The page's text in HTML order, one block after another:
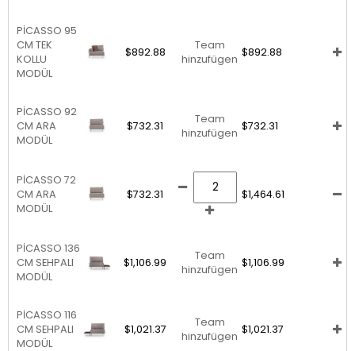
PİCASSO 95
CM TEK
KOLLU
MODÜL
$892.88
Team
hinzufügen
$892.88
PİCASSO 92
CM ARA
MODÜL
$732.31
Team
hinzufügen
$732.31
PİCASSO 72
CM ARA
MODÜL
$732.31 $1,464.61
PİCASSO 136
CM SEHPALI
MODÜL
$1,106.99
Team
hinzufügen
$1,106.99
PİCASSO 116
CM SEHPALI
MODÜL
$1,021.37
Team
hinzufügen
$1,021.37